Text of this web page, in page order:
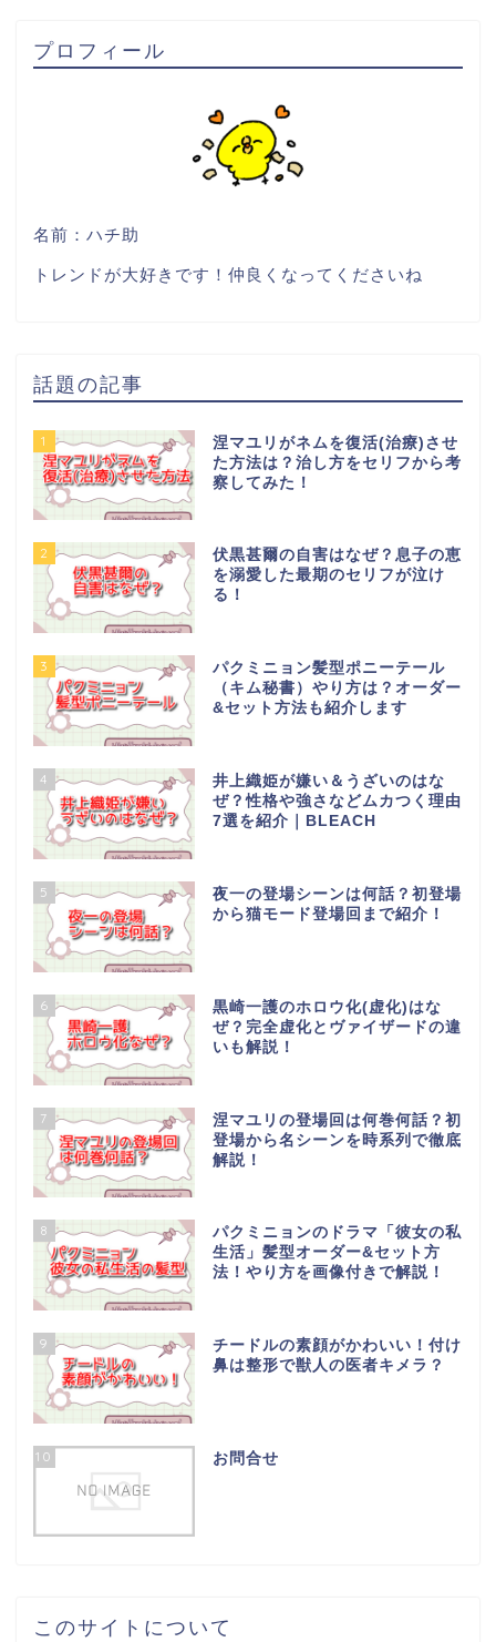
プロフィール
名前：ハチ助
トレンドが大好きです！仲良くなってくださいね
話題の記事
1
涅マユリがネムを復活(治療)させ
た方法は？治し方をセリフから考
察してみた！
2
伏黒甚爾の自害はなぜ？息子の恵
を溺愛した最期のセリフが泣け
る！
3
パクミニョン髪型ポニーテール
（キム秘書）やり方は？オーダー
&セット方法も紹介します
4
井上織姫が嫌い＆うざいのはな
ぜ？性格や強さなどムカつく理由
7選を紹介｜BLEACH
5
夜一の登場シーンは何話？初登場
から猫モード登場回まで紹介！
6
黒崎一護のホロウ化(虚化)はな
ぜ？完全虚化とヴァイザードの違
いも解説！
7
涅マユリの登場回は何巻何話？初
登場から名シーンを時系列で徹底
解説！
8
パクミニョンのドラマ「彼女の私
生活」髪型オーダー&セット方
法！やり方を画像付きで解説！
9
チードルの素顔がかわいい！付け
鼻は整形で獣人の医者キメラ？
10 お問合せ
このサイトについて